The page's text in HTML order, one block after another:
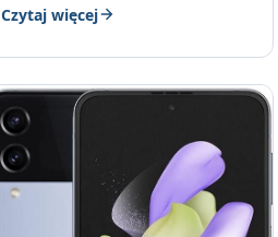
Czytaj więcej